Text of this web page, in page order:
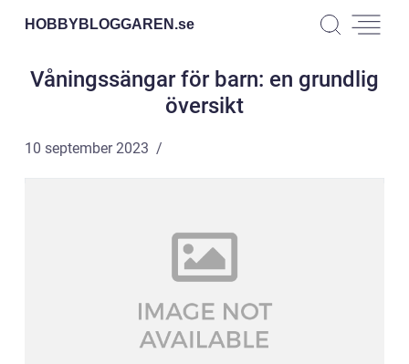
HOBBYBLOGGAREN.se
Våningssängar för barn: en grundlig
översikt
10 september 2023